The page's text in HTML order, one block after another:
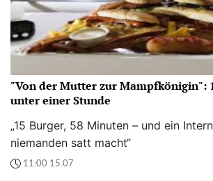
"Von der Mutter zur Mampfkönigin":
unter einer Stunde
„15 Burger, 58 Minuten – und ein
niemanden satt macht“
11:00 15.07